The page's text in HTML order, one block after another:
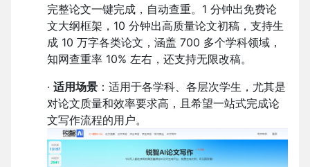
完整论文一键完成，自动查重。1 分钟出免费论
文大纲框架，10 分钟出高质量论文初稿，支持生
成 10 万字各类论文，涵盖 700 多个学科领域，
知网查重率 10% 左右，还支持无限改稿。
· 适用场景 ：适用于各学科、各层次学生，尤其是
对论文质量和效率要求高，且希望一站式完成论
文写作流程的用户。